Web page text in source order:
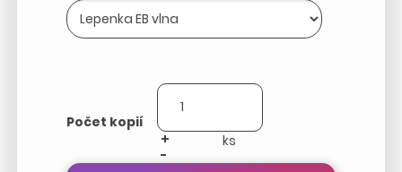
Počet kopií
+
-